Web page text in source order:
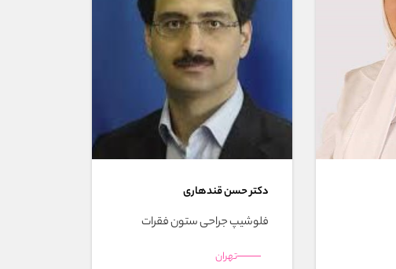
دکتر حسن قندهاری
فلوشیپ جراحی ستون فقرات
تهران